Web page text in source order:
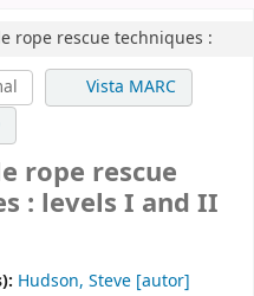
rope rescue techniques :
Vista MARC
rope rescue
: levels I and II
Hudson, Steve [autor]